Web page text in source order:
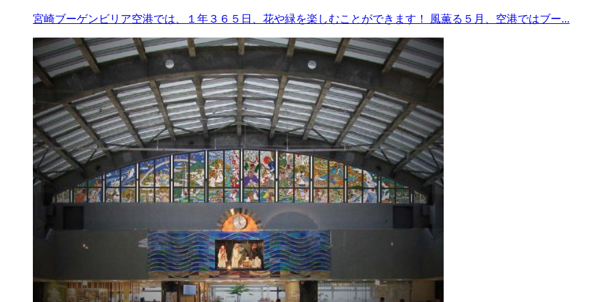
宮崎ブーゲンビリア空港では、１年３６５日、花や緑を楽しむことができます！ 風薫る５月、空港ではブー...